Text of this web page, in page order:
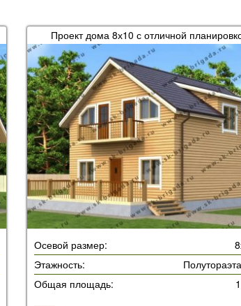
Проект дома 8х10 с отличной
Осевой размер:
Этажность:
Общая площадь: